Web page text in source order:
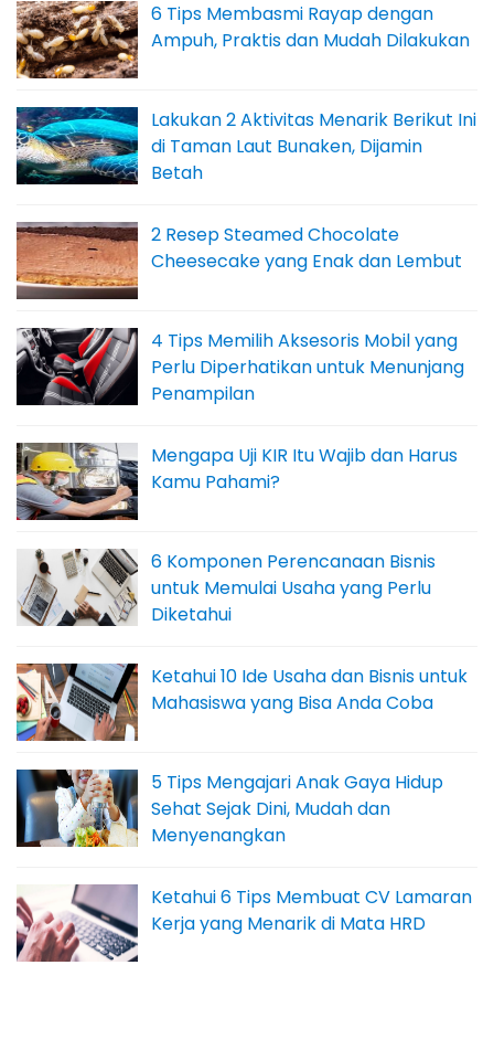
6 Tips Membasmi Rayap dengan
Ampuh, Praktis dan Mudah Dilakukan
Lakukan 2 Aktivitas Menarik Berikut Ini
di Taman Laut Bunaken, Dijamin
Betah
2 Resep Steamed Chocolate
Cheesecake yang Enak dan Lembut
4 Tips Memilih Aksesoris Mobil yang
Perlu Diperhatikan untuk Menunjang
Penampilan
Mengapa Uji KIR Itu Wajib dan Harus
Kamu Pahami?
6 Komponen Perencanaan Bisnis
untuk Memulai Usaha yang Perlu
Diketahui
Ketahui 10 Ide Usaha dan Bisnis untuk
Mahasiswa yang Bisa Anda Coba
5 Tips Mengajari Anak Gaya Hidup
Sehat Sejak Dini, Mudah dan
Menyenangkan
Ketahui 6 Tips Membuat CV Lamaran
Kerja yang Menarik di Mata HRD